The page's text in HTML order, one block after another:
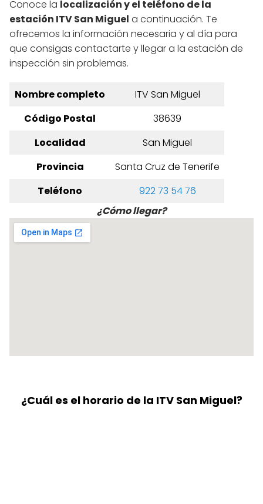
Conoce la localización y el teléfono de la
estación ITV San Miguel a continuación. Te
ofrecemos la información necesaria y al día para
que consigas contactarte y llegar a la estación de
inspección sin problemas.
Nombre completo
ITV San Miguel
Código Postal
38639
Localidad
San Miguel
Provincia
Santa Cruz de Tenerife
Teléfono
922 73 54 76
¿Cómo llegar?
¿Cuál es el horario de la ITV San Miguel?